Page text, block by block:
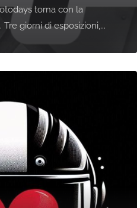
torna con la
giorni di esposizioni,...